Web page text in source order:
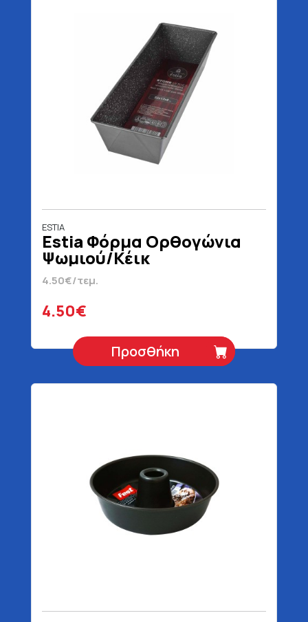
ESTIA
Estia Φόρμα Ορθογώνια
Ψωμιού/Κέικ
4.50€/τεμ.
4.50€
Προσθήκη